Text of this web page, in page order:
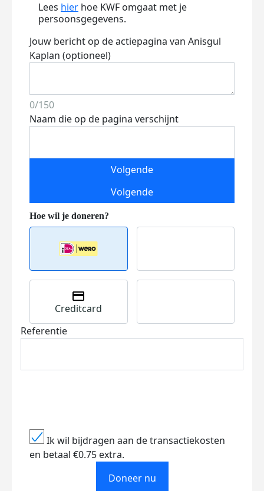
Lees hier hoe KWF omgaat met je
persoonsgegevens.
Jouw bericht op de actiepagina van Anisgul
Kaplan (optioneel)
0/150
Naam die op de pagina verschijnt
Volgende
Volgende
Creditcard
Referentie
Ik wil bijdragen aan de transactiekosten
en betaal €0.75 extra.
Doneer nu